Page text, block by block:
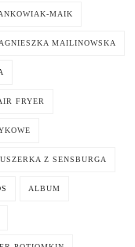
MAIK
AGNIESZKA MAILINOWSKA
FRYER
Z SENSBURGA
ALBUM